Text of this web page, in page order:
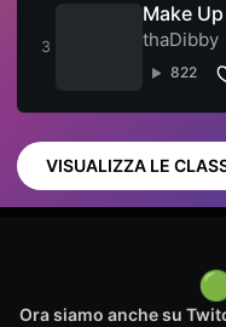
Make
thaDibby
822
VISUALIZZA LE
Ora siamo anche su